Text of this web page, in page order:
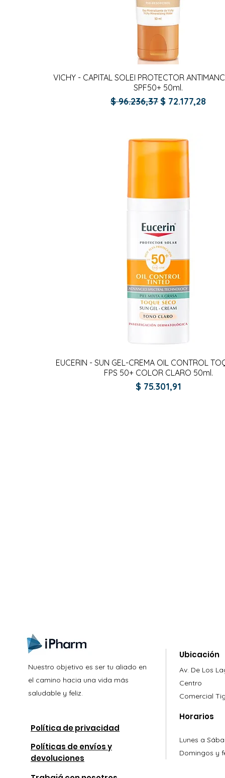
Vista rápida
VICHY - CAPITAL SOLEI PROTECTOR
SPF50+ 50ml.
Precio
$ 96.236,37 Precio de
$ 72.177,28
Vista rápida
EUCERIN - SUN GEL-CREMA OIL CONTROL
FPS 50+ COLOR CLARO 50ml.
Precio
$ 75.301,91
Nuestro objetivo es ser tu aliado en
el camino hacia una vida más
saludable y feliz.
Política de privacidad
Políticas de envíos y
devoluciones
Ubicación
Av. De Los
Centro
Comercial
Horarios
Lunes a
Domingos y